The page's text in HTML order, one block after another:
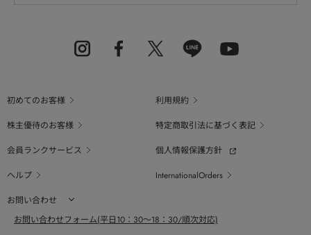
初めてのお客様
利用規約
株主優待のお客様
特定商取引法に基づく表記
会員ランクサービス
個人情報保護方針
ヘルプ
InternationalOrders
お問い合わせ
お問い合わせフォーム(平日10：30～18：30/順次対応)